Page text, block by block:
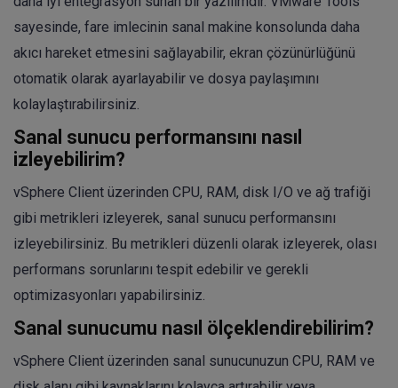
sayesinde, fare imlecinin sanal makine konsolunda daha
akıcı hareket etmesini sağlayabilir, ekran çözünürlüğünü
otomatik olarak ayarlayabilir ve dosya paylaşımını
kolaylaştırabilirsiniz.
Sanal sunucu performansını nasıl
izleyebilirim?
vSphere Client üzerinden CPU, RAM, disk I/O ve ağ trafiği
gibi metrikleri izleyerek, sanal sunucu performansını
izleyebilirsiniz. Bu metrikleri düzenli olarak izleyerek, olası
performans sorunlarını tespit edebilir ve gerekli
optimizasyonları yapabilirsiniz.
Sanal sunucumu nasıl ölçeklendirebilirim?
vSphere Client üzerinden sanal sunucunuzun CPU, RAM ve